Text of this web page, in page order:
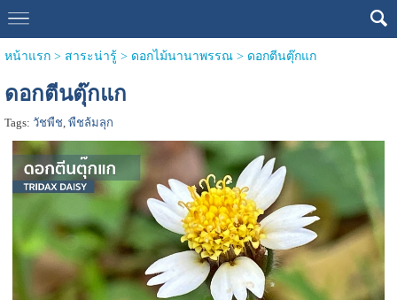
หน้าแรก> สาระน่ารู้ > ดอกไม้นานาพรรณ> ดอกตีนตุ๊กแก
ดอกตีนตุ๊กแก
Tags: วัชพืช, พืชล้มลุก